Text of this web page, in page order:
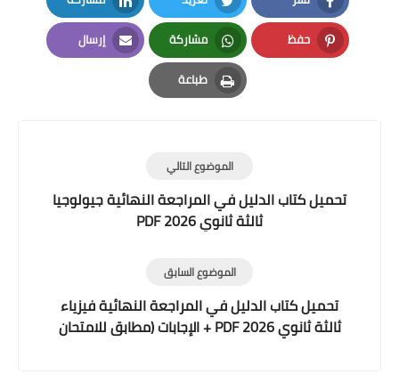
Facebook
Twitter
LinkedIn
حفظ
Pinterest
مشاركة
Whatsapp
إرسال
Email
طباعة
Print
الموضوع التالي
تحميل كتاب الدليل في المراجعة النهائية جيولوجيا
ثالثة ثانوي 2026 PDF
الموضوع السابق
تحميل كتاب الدليل في المراجعة النهائية فيزياء
ثالثة ثانوي 2026 PDF + الإجابات (مطابق للامتحان